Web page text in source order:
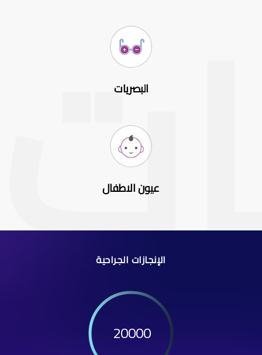
البصريات
عيون الاطفال
الإنجازات الجراحية
20000